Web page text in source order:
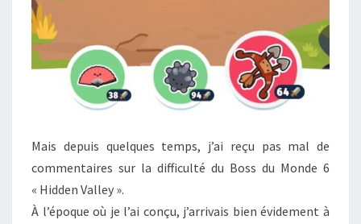
Mais depuis quelques temps, j’ai reçu pas mal de
commentaires sur la difficulté du Boss du Monde 6
« Hidden Valley ».
À l’époque où je l’ai conçu, j’arrivais bien évidement à